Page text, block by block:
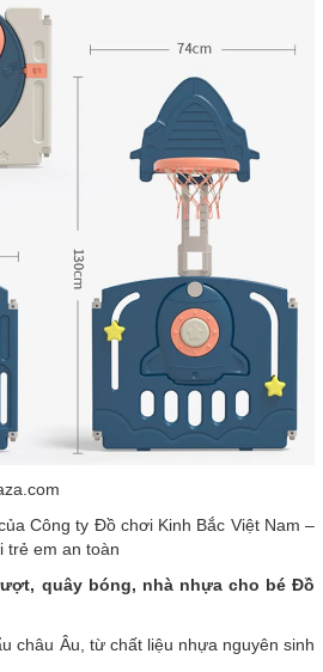
Công ty Đồ chơi Kinh Bắc Việt Nam –
trẻ em an toàn
quây bóng, nhà nhựa cho bé Đồ
châu Âu, từ chất liệu nhựa nguyên sinh